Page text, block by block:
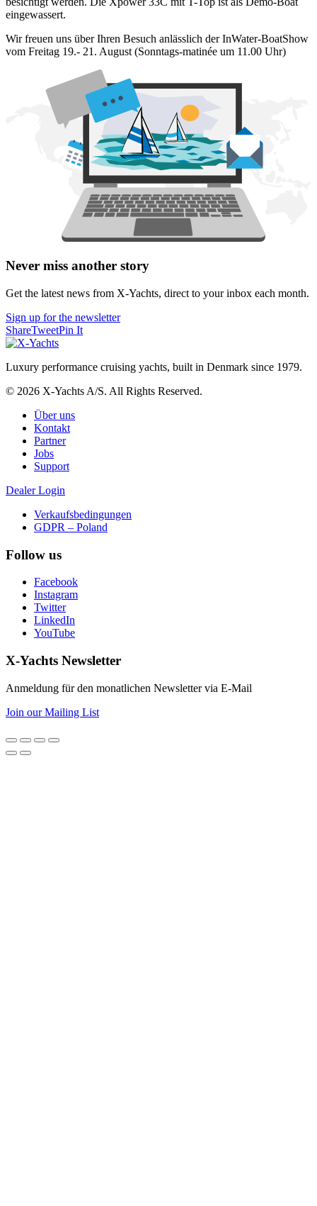
eingewassert.
Wir freuen uns über Ihren Besuch anlässlich der InWater-BoatShow
vom Freitag 19.- 21. August (Sonntags-matinée um 11.00 Uhr)
Never miss another story
Get the latest news from X-Yachts, direct to your inbox each month.
Sign up for the newsletter
ShareTweetPin It
Luxury performance cruising yachts, built in Denmark since 1979.
© 2026 X-Yachts A/S. All Rights Reserved.
Über uns
Kontakt
Partner
Jobs
Support
Dealer Login
Verkaufsbedingungen
GDPR – Poland
Follow us
Facebook
Instagram
Twitter
LinkedIn
YouTube
X-Yachts Newsletter
Anmeldung für den monatlichen Newsletter via E-Mail
Join our Mailing List